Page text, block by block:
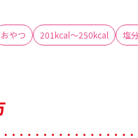
おやつ 201kcal～250kcal 塩